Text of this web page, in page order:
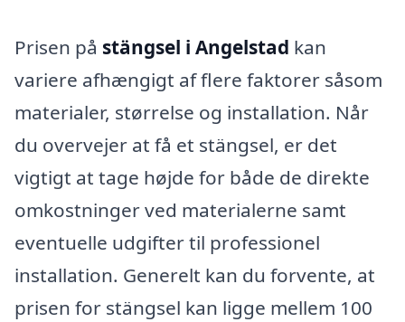
Prisen på stängsel i Angelstad kan
variere afhængigt af flere faktorer såsom
materialer, størrelse og installation. Når
du overvejer at få et stängsel, er det
vigtigt at tage højde for både de direkte
omkostninger ved materialerne samt
eventuelle udgifter til professionel
installation. Generelt kan du forvente, at
prisen for stängsel kan ligge mellem 100